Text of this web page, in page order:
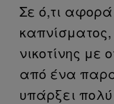
Σε ό,τι αφορά
νικοτίνης με
από ένα
υπάρξει πολύ